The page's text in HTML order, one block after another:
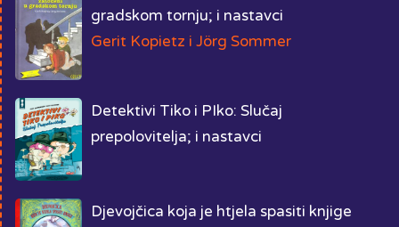
gradskom tornju; i nastavci
Gerit Kopietz i Jörg Sommer
Detektivi Tiko i PIko: Slučaj
prepolovitelja; i nastavci
Djevojčica koja je htjela spasiti knjige